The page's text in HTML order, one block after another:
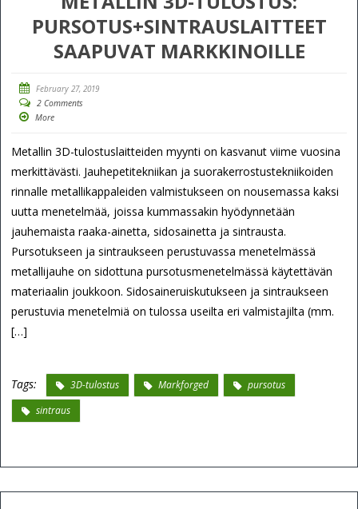
PURSOTUS+SINTRAUSLAITTEET
SAAPUVAT MARKKINOILLE
February 27, 2019
2 Comments
More
Metallin 3D-tulostuslaitteiden myynti on kasvanut viime vuosina
merkittävästi. Jauhepetitekniikan ja suorakerrostustekniikoiden
rinnalle metallikappaleiden valmistukseen on nousemassa kaksi
uutta menetelmää, joissa kummassakin hyödynnetään
jauhemaista raaka-ainetta, sidosainetta ja sintrausta.
Pursotukseen ja sintraukseen perustuvassa menetelmässä
metallijauhe on sidottuna pursotusmenetelmässä käytettävän
materiaalin joukkoon. Sidosaineruiskutukseen ja sintraukseen
perustuvia menetelmiä on tulossa useilta eri valmistajilta (mm.
[…]
Tags: 3D-tulostus Markforged
pursotus
sintraus